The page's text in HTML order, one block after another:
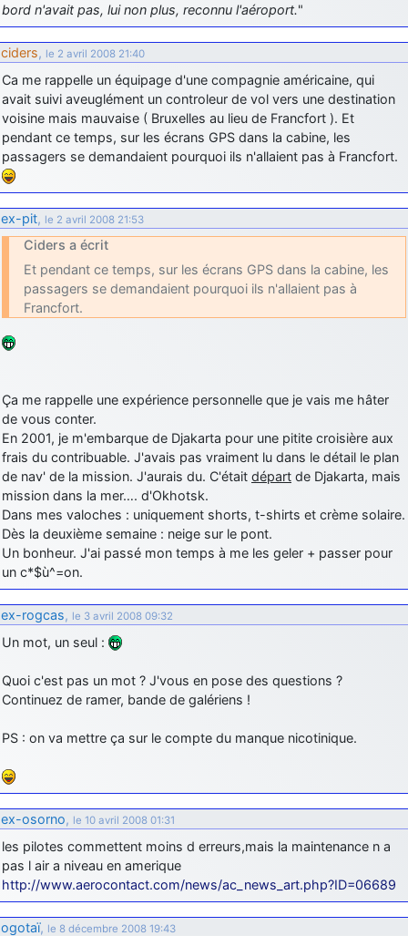
bord n'avait pas, lui non plus, reconnu l'aéroport."
ciders, le 2 avril 2008 21:40
Ca me rappelle un équipage d'une compagnie américaine, qui
avait suivi aveuglément un controleur de vol vers une destination
voisine mais mauvaise ( Bruxelles au lieu de Francfort ). Et
pendant ce temps, sur les écrans GPS dans la cabine, les
passagers se demandaient pourquoi ils n'allaient pas à Francfort.
ex-pit, le 2 avril 2008 21:53
Ciders a écrit
Et pendant ce temps, sur les écrans GPS dans la cabine, les
passagers se demandaient pourquoi ils n'allaient pas à
Francfort.
Ça me rappelle une expérience personnelle que je vais me hâter
de vous conter.
En 2001, je m'embarque de Djakarta pour une pitite croisière aux
frais du contribuable. J'avais pas vraiment lu dans le détail le plan
de nav' de la mission. J'aurais du. C'était départ de Djakarta, mais
mission dans la mer…. d'Okhotsk.
Dans mes valoches : uniquement shorts, t-shirts et crème solaire.
Dès la deuxième semaine : neige sur le pont.
Un bonheur. J'ai passé mon temps à me les geler + passer pour
un c*$ù^=on.
ex-rogcas, le 3 avril 2008 09:32
Un mot, un seul :
Quoi c'est pas un mot ? J'vous en pose des questions ?
Continuez de ramer, bande de galériens !
PS : on va mettre ça sur le compte du manque nicotinique.
ex-osorno, le 10 avril 2008 01:31
les pilotes commettent moins d erreurs,mais la maintenance n a
pas l air a niveau en amerique
http://www.aerocontact.com/news/ac_news_art.php?ID=06689
ogotaï, le 8 décembre 2008 19:43